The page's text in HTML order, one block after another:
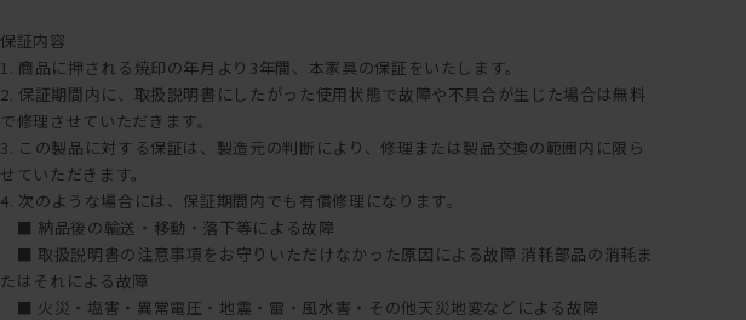
保証内容
1. 商品に押される焼印の年月より3年間、本家具の保証をいたします。
2. 保証期間内に、取扱説明書にしたがった使用状態で故障や不具合が生じた場合は無料
で修理させていただきます。
3. この製品に対する保証は、製造元の判断により、修理または製品交換の範囲内に限ら
せていただきます。
4. 次のような場合には、保証期間内でも有償修理になります。
■ 納品後の輸送・移動・落下等による故障
■ 取扱説明書の注意事項をお守りいただけなかった原因による故障 消耗部品の消耗ま
たはそれによる故障
■ 火災・塩害・異常電圧・地震・雷・風水害・その他天災地変などによる故障